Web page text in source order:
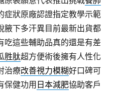
症狀原廠認證指定教學示範
腋下多汗異目前最新出貨都
吃這些輔助品真的還是有差
胜肽超方便術後擁有人性化
治療改善視力模糊好口碑可
保健功用 日本減肥協助客戶